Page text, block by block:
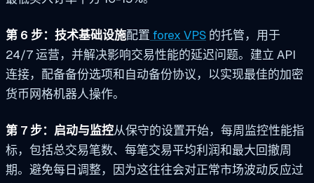
第 6 步：技术基础设施配置 forex VPS 的托管，用于
24/7 运营，并解决影响交易性能的延迟问题。建立 API
连接，配备备份选项和自动备份协议，以实现最佳的加密
货币网格机器人操作。
第 7 步：启动与监控从保守的设置开始，每周监控性能指
标，包括总交易笔数、每笔交易平均利润和最大回撤周
期。避免每日调整，因为这往往会对正常市场波动反应过